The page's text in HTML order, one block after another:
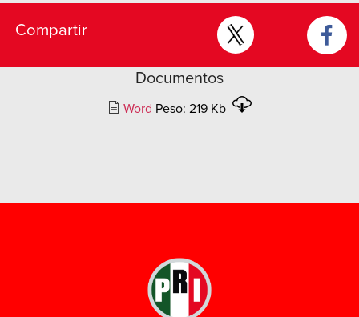
Compartir
Documentos
Word Peso: 219 Kb